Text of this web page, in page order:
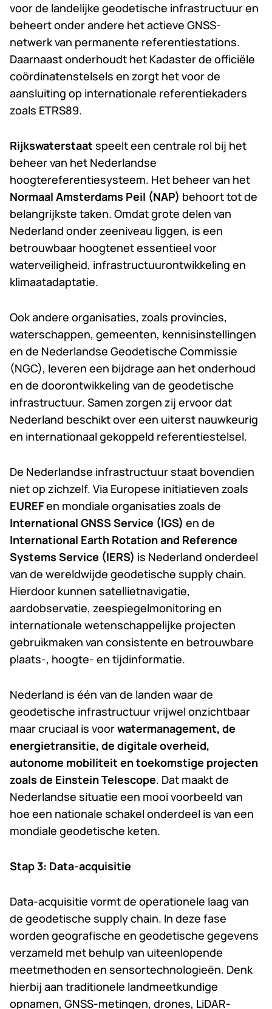
voor de landelijke geodetische infrastructuur en
beheert onder andere het actieve GNSS-
netwerk van permanente referentiestations.
Daarnaast onderhoudt het Kadaster de officiële
coördinatenstelsels en zorgt het voor de
aansluiting op internationale referentiekaders
zoals ETRS89.
Rijkswaterstaat speelt een centrale rol bij het
beheer van het Nederlandse
hoogtereferentiesysteem. Het beheer van het
Normaal Amsterdams Peil (NAP) behoort tot de
belangrijkste taken. Omdat grote delen van
Nederland onder zeeniveau liggen, is een
betrouwbaar hoogtenet essentieel voor
waterveiligheid, infrastructuurontwikkeling en
klimaatadaptatie.
Ook andere organisaties, zoals provincies,
waterschappen, gemeenten, kennisinstellingen
en de Nederlandse Geodetische Commissie
(NGC), leveren een bijdrage aan het onderhoud
en de doorontwikkeling van de geodetische
infrastructuur. Samen zorgen zij ervoor dat
Nederland beschikt over een uiterst nauwkeurig
en internationaal gekoppeld referentiestelsel.
De Nederlandse infrastructuur staat bovendien
niet op zichzelf. Via Europese initiatieven zoals
EUREFen mondiale organisaties zoals de
International GNSS Service (IGS) en de
International Earth Rotation and Reference
Systems Service (IERS) is Nederland onderdeel
van de wereldwijde geodetische supply chain.
Hierdoor kunnen satellietnavigatie,
aardobservatie, zeespiegelmonitoring en
internationale wetenschappelijke projecten
gebruikmaken van consistente en betrouwbare
plaats-, hoogte- en tijdinformatie.
Nederland is één van de landen waar de
geodetische infrastructuur vrijwel onzichtbaar
maar cruciaal is voorwatermanagement, de
energietransitie, de digitale overheid,
autonome mobiliteit en toekomstige projecten
zoals de Einstein Telescope. Dat maakt de
Nederlandse situatie een mooi voorbeeld van
hoe een nationale schakel onderdeel is van een
mondiale geodetische keten.
Stap 3: Data-acquisitie
Data-acquisitie vormt de operationele laag van
de geodetische supply chain. In deze fase
worden geografische en geodetische gegevens
verzameld met behulp van uiteenlopende
meetmethoden en sensortechnologieën. Denk
hierbij aan traditionele landmeetkundige
opnamen, GNSS-metingen, drones, LiDAR-